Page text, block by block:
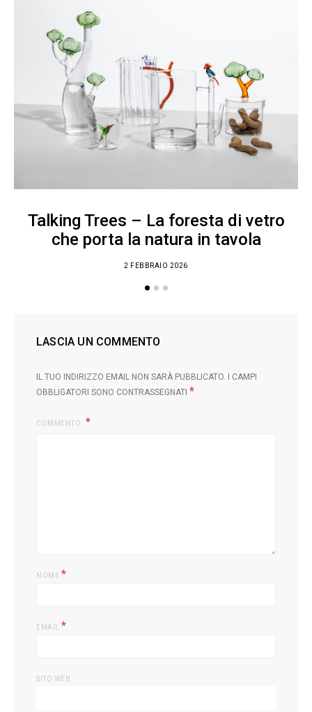
Talking Trees – La foresta di vetro
che porta la natura in tavola
2 FEBBRAIO 2026
LASCIA UN COMMENTO
IL TUO INDIRIZZO EMAIL NON SARÀ PUBBLICATO.
I CAMPI
OBBLIGATORI SONO CONTRASSEGNATI *
COMMENTO
NOME *
EMAIL *
SITO WEB